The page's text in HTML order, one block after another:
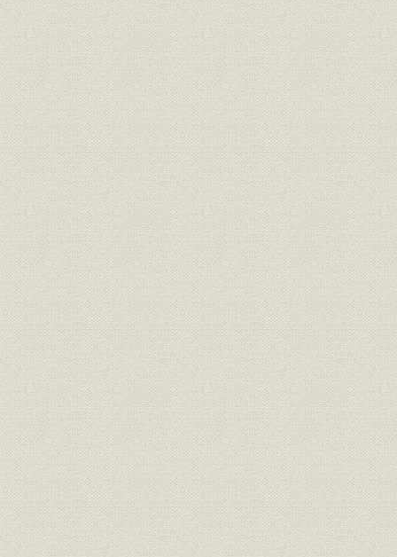
(4) 発券制度の確立
(5) 保証発行限度の拡張
4. 対民間取引の整備拡充
(1) 対民間取引の開始
(2) 手形取引の奨励
(3) 貸出政策の展開
(4) 公定歩合の弾力的変更
5. 増資・組織改正
(1) 明治20年の増資
(2) 組織の改正
6. 外国為替手形再割引契約の締結
(1) 初期の対横浜正金銀行取引
(2) 松方蔵相の正貨吸収策
(3) 富田総裁の正貨吸収意見
(4) 外国為替手形再割引契約